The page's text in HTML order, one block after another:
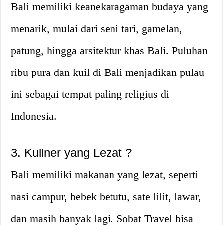
Bali memiliki keanekaragaman budaya yang
menarik, mulai dari seni tari, gamelan,
patung, hingga arsitektur khas Bali. Puluhan
ribu pura dan kuil di Bali menjadikan pulau
ini sebagai tempat paling religius di
Indonesia.
3. Kuliner yang Lezat ?
Bali memiliki makanan yang lezat, seperti
nasi campur, bebek betutu, sate lilit, lawar,
dan masih banyak lagi. Sobat Travel bisa